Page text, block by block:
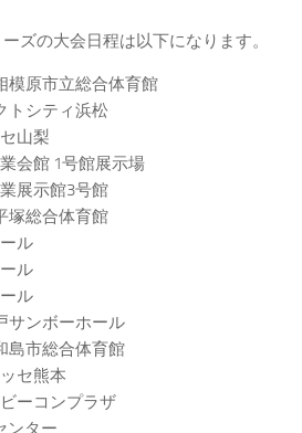
ズの大会日程は以下になります。
模原市立総合体育館
トシティ浜松
山梨
会館 1号館展示場
展示館3号館
塚総合体育館
ル
ル
ル
サンボーホール
島市総合体育館
セ熊本
ーコンプラザ
ンター